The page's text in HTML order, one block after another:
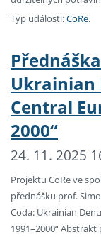
Typ události:CoRe.
Ukrainian
Central
2000“
24. 11. 2025
Projektu CoRe ve
přednášku prof.
Coda: Ukrainian
1991–2000“